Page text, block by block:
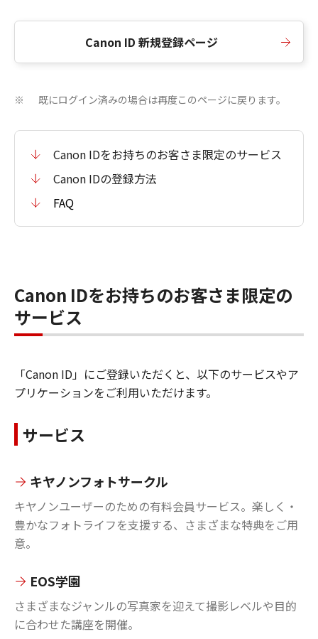
Canon ID 新規登録ページ
※ 既にログイン済みの場合は再度このページに戻ります。
Canon IDをお持ちのお客さま限定のサービス
Canon IDの登録方法
FAQ
Canon IDをお持ちのお客さま限定の
サービス
「Canon ID」にご登録いただくと、以下のサービスやア
プリケーションをご利用いただけます。
サービス
キヤノンフォトサークル
キヤノンユーザーのための有料会員サービス。楽しく・
豊かなフォトライフを支援する、さまざまな特典をご用
意。
EOS学園
さまざまなジャンルの写真家を迎えて撮影レベルや目的
に合わせた講座を開催。